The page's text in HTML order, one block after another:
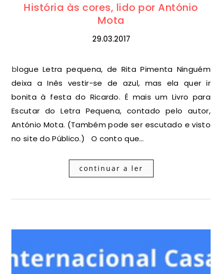
História às cores, lido por António
Mota
29.03.2017
blogue Letra pequena, de Rita Pimenta Ninguém
deixa a Inês vestir-se de azul, mas ela quer ir
bonita à festa do Ricardo. É mais um Livro para
Escutar do Letra Pequena, contado pelo autor,
António Mota. (Também pode ser escutado e visto
no site do Público.) O conto que…
continuar a ler